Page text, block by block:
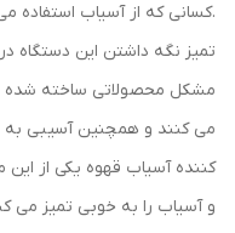
.کسانی که از آسیاب استفاده
تمیز نگه داشتن این دستگاه
مشکل محصولاتی ساخته شده
می کنند و همچنین آسیبی به
کننده آسیاب قهوه یکی از این
و آسیاب را به خوبی تمیز می